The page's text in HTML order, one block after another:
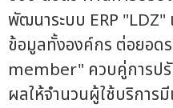
พัฒนาระบบ ERP "LDZ"
ข้อมูลทั้งองค์กร ต่อยอด
member" ควบคู่การปรั
ผลให้จำนวนผู้ใช้บริการ